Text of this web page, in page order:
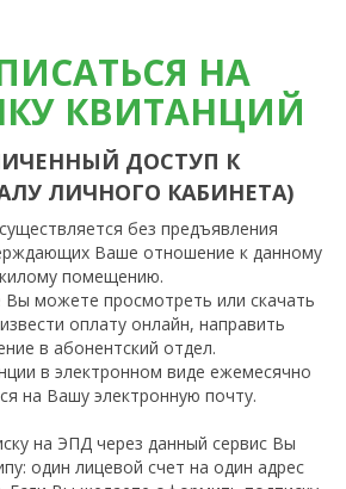
НА
КВИТАНЦИЙ
ДОСТУП К
ЛИЧНОГО КАБИНЕТА)
без предъявления
Ваше отношение к данному
помещению.
можете просмотреть или скачать
оплату онлайн, направить
в абонентский отдел.
в электронном виде ежемесячно
на Вашу электронную почту.
на ЭПД через данный сервис Вы
один лицевой счет на один адрес